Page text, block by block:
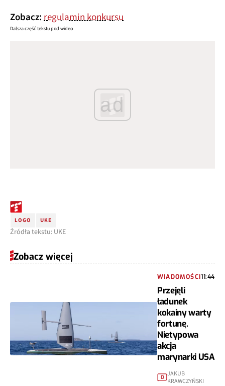
Zobacz:regulamin konkursu
Dalsza część tekstu pod wideo
ad
LOGO UKE
Źródła tekstu: UKE
Zobacz więcej
WIADOMOŚCI11:44
Przejęli
ładunek
kokainy warty
fortunę.
Nietypowa
akcja
marynarki USA
0 JAKUB
KRAWCZYŃSKI